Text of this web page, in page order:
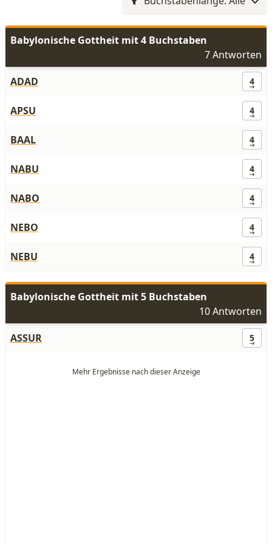
Babylonische Gottheit mit 4 Buchstaben
7 Antworten
ADAD
4
APSU 4
BAAL 4
NABU 4
NABO 4
NEBO 4
NEBU 4
Babylonische Gottheit mit 5 Buchstaben
10 Antworten
ASSUR
5